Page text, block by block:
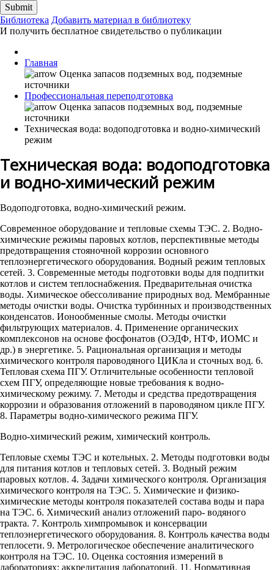
Библиотека Добавить материал в библиотеку
И получить бесплатное свидетельство о публикации
Главная
Профессиональная переподготовка
Техническая вода: водоподготовка и водно-химический
режим
Техническая вода: водоподготовка
и водно-химический режим
Водоподготовка, водно-химический режим.
Современное оборудование и тепловые схемы ТЭС. 2. Водно-
химические режимы паровых котлов, перспективные методы
предотвращения стояночной коррозии основного
теплоэнергетического оборудования. Водный режим тепловых
сетей. 3. Современные методы подготовки воды для подпитки
котлов и систем теплоснабжения. Предварительная очистка
воды. Химическое обессоливание природных вод. Мембранные
методы очистки воды. Очистка турбинных и производственных
конденсатов. Ионообменные смолы. Методы очистки
фильтрующих материалов. 4. Применение органических
комплексонов на основе фосфонатов (ОЭДФ, НТФ, ИОМС и
др.) в энергетике. 5. Рациональная организация и методы
химического контроля пароводяного ЦИКла и сточных вод. 6.
Тепловая схема ПГУ. Отличительные особенности тепловой
схем ПГУ, определяющие новые требования к водно-
химическому режиму. 7. Методы и средства предотвращения
коррозии и образования отложений в пароводяном цикле ПГУ.
8. Параметры водно-химического режима ПГУ.
Водно-химический режим, химический контроль.
Тепловые схемы ТЭС и котельных. 2. Методы подготовки воды
для питания котлов и тепловых сетей. 3. Водный режим
паровых котлов. 4. Задачи химического контроля. Организация
химического контроля на ТЭС. 5. Химические и физико-
химические методы контроля показателей состава воды и пара
на ТЭС. 6. Химический анализ отложений паро- водяного
тракта. 7. Контроль химпромывок и консервации
теплоэнергетического оборудования. 8. Контроль качества воды
теплосети. 9. Метрологическое обеспечение аналитического
контроля на ТЭС. 10. Оценка состояния измерений в
лабораториях; аккредитация лабораторий. 11. Нормативная